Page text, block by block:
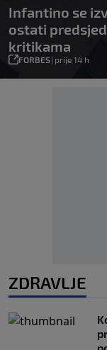
Infantino se
ostati
kritikama
FORBES| prije 14 h
ZDRAVLJE